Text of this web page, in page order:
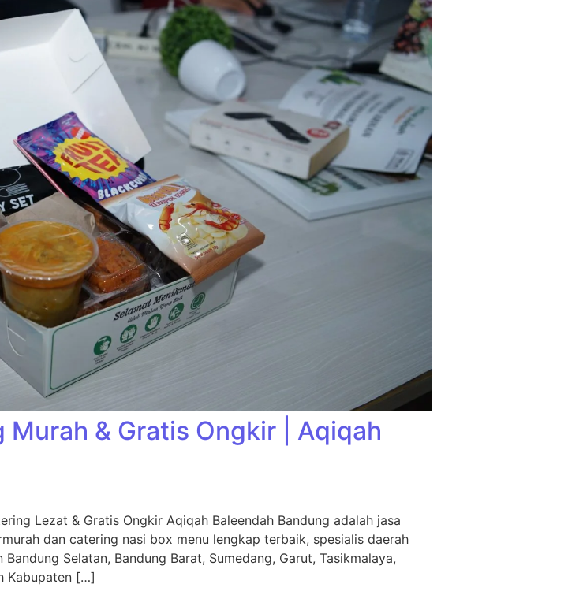
& Gratis Ongkir | Aqiqah
Lezat & Gratis Ongkir Aqiqah Baleendah Bandung adalah jasa
dan catering nasi box menu lengkap terbaik, spesialis daerah
Selatan, Bandung Barat, Sumedang, Garut, Tasikmalaya,
Kabupaten […]